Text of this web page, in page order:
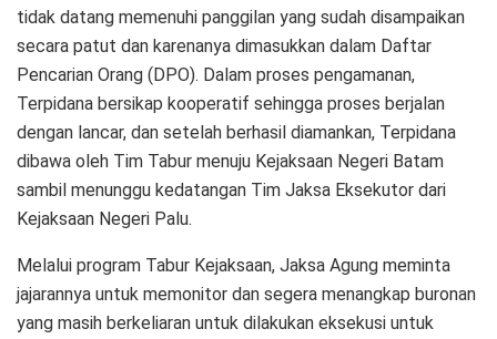
tidak datang memenuhi panggilan yang sudah disampaikan
secara patut dan karenanya dimasukkan dalam Daftar
Pencarian Orang (DPO). Dalam proses pengamanan,
Terpidana bersikap kooperatif sehingga proses berjalan
dengan lancar, dan setelah berhasil diamankan, Terpidana
dibawa oleh Tim Tabur menuju Kejaksaan Negeri Batam
sambil menunggu kedatangan Tim Jaksa Eksekutor dari
Kejaksaan Negeri Palu.
Melalui program Tabur Kejaksaan, Jaksa Agung meminta
jajarannya untuk memonitor dan segera menangkap buronan
yang masih berkeliaran untuk dilakukan eksekusi untuk